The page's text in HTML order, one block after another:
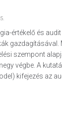
értékelő és
szempont
végbe. A
kifejezés az